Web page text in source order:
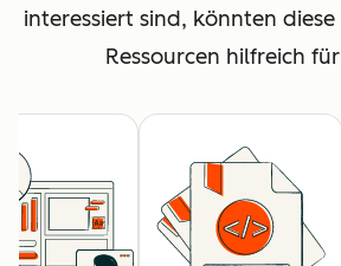
interessiert sind, könnten
Ressourcen hilfreich für